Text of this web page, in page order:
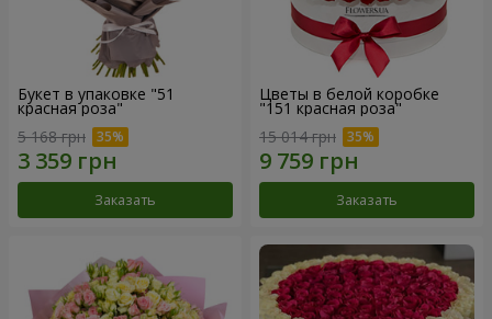
Букет в упаковке "51
красная роза"
5 168 грн
Заказать
Цветы в белой коробке
"151 красная роза"
15 014 грн
Заказать